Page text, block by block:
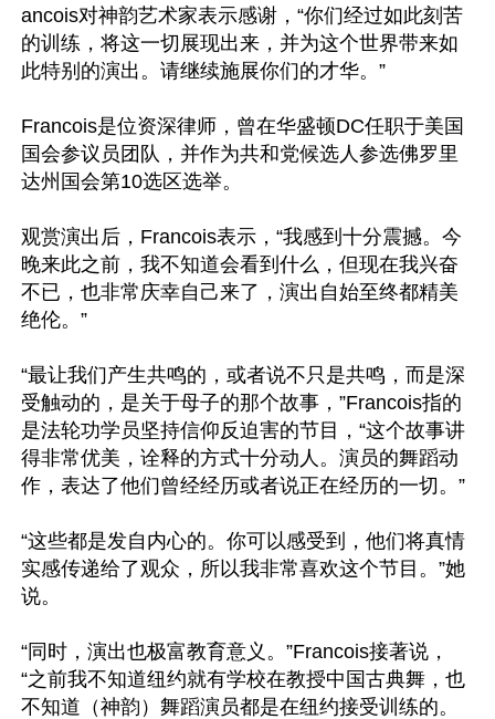
ancois对神韵艺术家表示感谢，“你们经过如此刻苦
的训练，将这一切展现出来，并为这个世界带来如
此特别的演出。请继续施展你们的才华。”
Francois是位资深律师，曾在华盛顿DC任职于美国
国会参议员团队，并作为共和党候选人参选佛罗里
达州国会第10选区选举。
观赏演出后，Francois表示，“我感到十分震撼。今
晚来此之前，我不知道会看到什么，但现在我兴奋
不已，也非常庆幸自己来了，演出自始至终都精美
绝伦。”
“最让我们产生共鸣的，或者说不只是共鸣，而是深
受触动的，是关于母子的那个故事，”Francois指的
是法轮功学员坚持信仰反迫害的节目，“这个故事讲
得非常优美，诠释的方式十分动人。演员的舞蹈动
作，表达了他们曾经经历或者说正在经历的一切。”
“这些都是发自内心的。你可以感受到，他们将真情
实感传递给了观众，所以我非常喜欢这个节目。”她
说。
“同时，演出也极富教育意义。”Francois接著说，
“之前我不知道纽约就有学校在教授中国古典舞，也
不知道（神韵）舞蹈演员都是在纽约接受训练的。